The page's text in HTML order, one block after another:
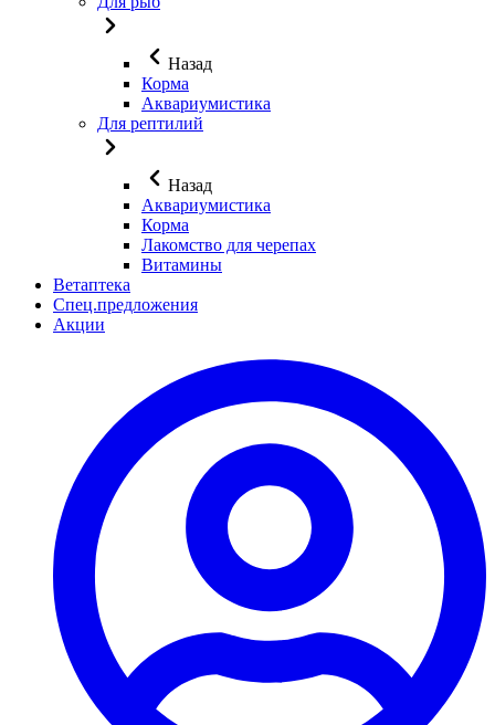
Назад
Корма
Аквариумистика
Для рептилий
Назад
Аквариумистика
Корма
Лакомство для черепах
Витамины
Ветаптека
Спец.предложения
Акции